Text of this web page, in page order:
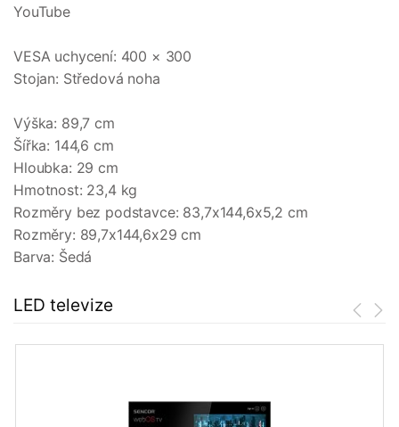
YouTube
VESA uchycení: 400 × 300
Stojan: Středová noha
Výška: 89,7 cm
Šířka: 144,6 cm
Hloubka: 29 cm
Hmotnost: 23,4 kg
Rozměry bez podstavce: 83,7x144,6x5,2 cm
Rozměry: 89,7x144,6x29 cm
Barva: Šedá
LED televize